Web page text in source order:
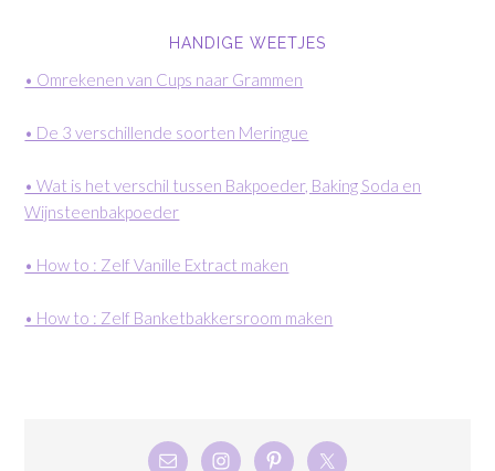
HANDIGE WEETJES
• Omrekenen van Cups naar Grammen
• De 3 verschillende soorten Meringue
• Wat is het verschil tussen Bakpoeder, Baking Soda en
Wijnsteenbakpoeder
• How to : Zelf Vanille Extract maken
• How to : Zelf Banketbakkersroom maken